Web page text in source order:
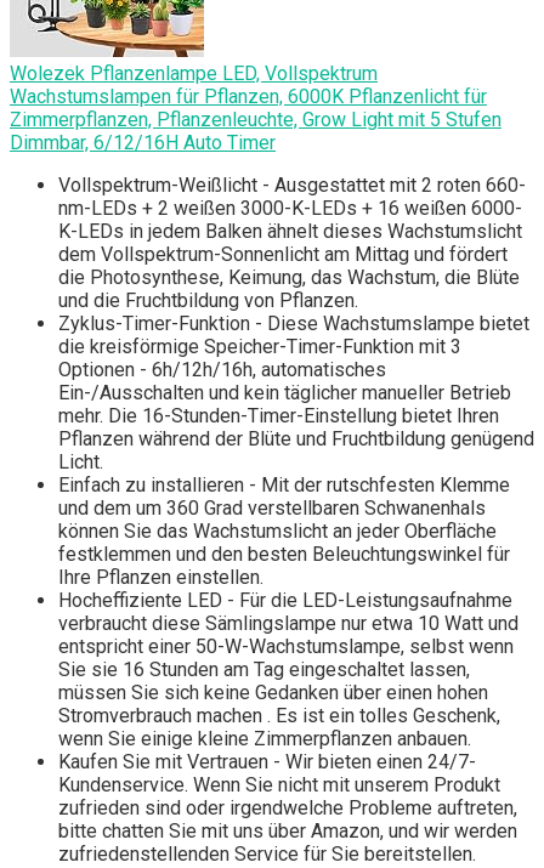
Wolezek Pflanzenlampe LED, Vollspektrum
Wachstumslampen für Pflanzen, 6000K Pflanzenlicht für
Zimmerpflanzen, Pflanzenleuchte, Grow Light mit 5 Stufen
Dimmbar, 6/12/16H Auto Timer
Vollspektrum-Weißlicht - Ausgestattet mit 2 roten 660-
nm-LEDs + 2 weißen 3000-K-LEDs + 16 weißen 6000-
K-LEDs in jedem Balken ähnelt dieses Wachstumslicht
dem Vollspektrum-Sonnenlicht am Mittag und fördert
die Photosynthese, Keimung, das Wachstum, die Blüte
und die Fruchtbildung von Pflanzen.
Zyklus-Timer-Funktion - Diese Wachstumslampe bietet
die kreisförmige Speicher-Timer-Funktion mit 3
Optionen - 6h/12h/16h, automatisches
Ein-/Ausschalten und kein täglicher manueller Betrieb
mehr. Die 16-Stunden-Timer-Einstellung bietet Ihren
Pflanzen während der Blüte und Fruchtbildung genügend
Licht.
Einfach zu installieren - Mit der rutschfesten Klemme
und dem um 360 Grad verstellbaren Schwanenhals
können Sie das Wachstumslicht an jeder Oberfläche
festklemmen und den besten Beleuchtungswinkel für
Ihre Pflanzen einstellen.
Hocheffiziente LED - Für die LED-Leistungsaufnahme
verbraucht diese Sämlingslampe nur etwa 10 Watt und
entspricht einer 50-W-Wachstumslampe, selbst wenn
Sie sie 16 Stunden am Tag eingeschaltet lassen,
müssen Sie sich keine Gedanken über einen hohen
Stromverbrauch machen . Es ist ein tolles Geschenk,
wenn Sie einige kleine Zimmerpflanzen anbauen.
Kaufen Sie mit Vertrauen - Wir bieten einen 24/7-
Kundenservice. Wenn Sie nicht mit unserem Produkt
zufrieden sind oder irgendwelche Probleme auftreten,
bitte chatten Sie mit uns über Amazon, und wir werden
zufriedenstellenden Service für Sie bereitstellen.